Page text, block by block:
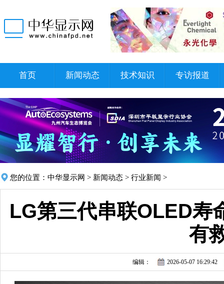
首页 新闻动态 技术知识 专访报道
您的位置： 中华显示网 > 新闻动态 > 行业新闻 >
LG第三代串联OLED寿
有
编辑： 2026-05-07 16:29:42